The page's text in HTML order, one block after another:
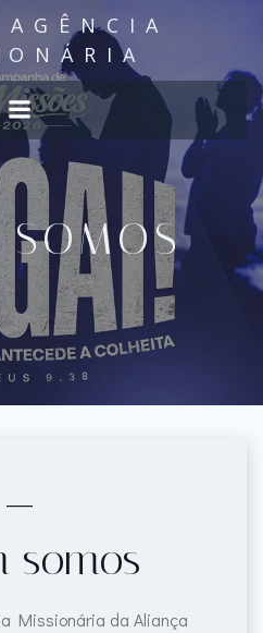
para
o
conteúdo
somos
Missionária da Aliança